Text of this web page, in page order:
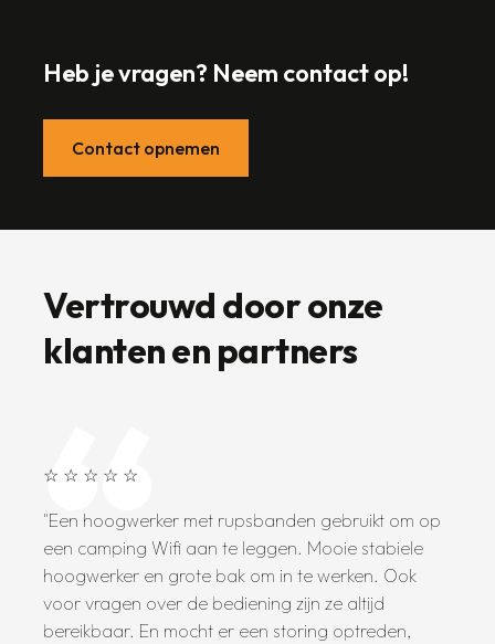
Heb je vragen? Neem contact op!
Contact opnemen
Vertrouwd door onze
klanten en partners
☆ ☆ ☆ ☆ ☆
Een hoogwerker met rupsbanden gebruikt om op
een camping Wifi aan te leggen. Mooie stabiele
hoogwerker en grote bak om in te werken. Ook
voor vragen over de bediening zijn ze altijd
bereikbaar. En mocht er een storing optreden,